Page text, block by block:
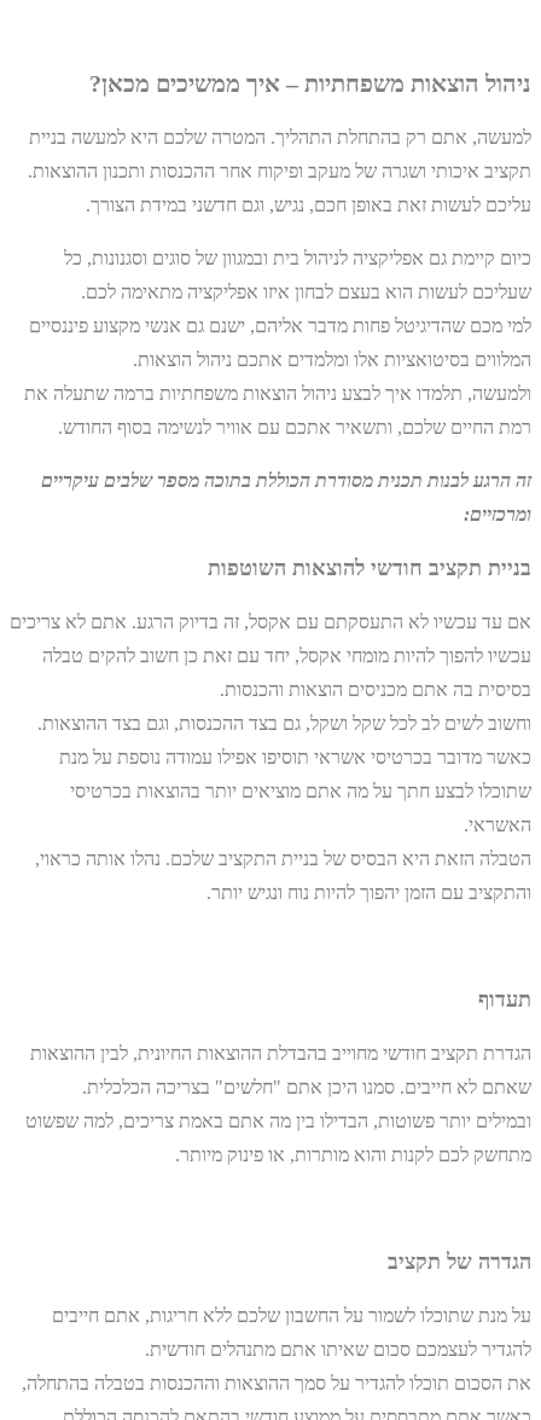
ניהול הוצאות משפחתיות – איך ממשיכים מכאן?
למעשה, אתם רק בהתחלת התהליך. המטרה שלכם היא למעשה בניית
תקציב איכותי ושגרה של מעקב ופיקוח אחר ההכנסות ותכנון ההוצאות.
עליכם לעשות זאת באופן חכם, נגיש, וגם חדשני במידת הצורך.
כיום קיימת גם אפליקציה לניהול בית ובמגוון של סוגים וסגנונות, כל
שעליכם לעשות הוא בעצם לבחון איזו אפליקציה מתאימה לכם.
למי מכם שהדיגיטל פחות מדבר אליהם, ישנם גם אנשי מקצוע פיננסיים
המלווים בסיטואציות אלו ומלמדים אתכם ניהול הוצאות.
ולמעשה, תלמדו איך לבצע ניהול הוצאות משפחתיות ברמה שתעלה את
רמת החיים שלכם, ותשאיר אתכם עם אוויר לנשימה בסוף החודש.
זה הרגע לבנות תכנית מסודרת הכוללת בתוכה מספר שלבים עיקריים
ומרכזיים:
בניית תקציב חודשי להוצאות השוטפות
אם עד עכשיו לא התעסקתם עם אקסל, זה בדיוק הרגע. אתם לא צריכים
עכשיו להפוך להיות מומחי אקסל, יחד עם זאת כן חשוב להקים טבלה
בסיסית בה אתם מכניסים הוצאות והכנסות.
וחשוב לשים לב לכל שקל ושקל, גם בצד ההכנסות, וגם בצד ההוצאות.
כאשר מדובר בכרטיסי אשראי תוסיפו אפילו עמודה נוספת על מנת
שתוכלו לבצע חתך על מה אתם מוציאים יותר בהוצאות בכרטיסי
האשראי.
הטבלה הזאת היא הבסיס של בניית התקציב שלכם. נהלו אותה כראוי,
והתקציב עם הזמן יהפוך להיות נוח ונגיש יותר.
תעדוף
הגדרת תקציב חודשי מחוייב בהבדלת ההוצאות החיונית, לבין ההוצאות
שאתם לא חייבים. סמנו היכן אתם "חלשים" בצריכה הכלכלית.
ובמילים יותר פשוטות, הבדילו בין מה אתם באמת צריכים, למה שפשוט
מתחשק לכם לקנות והוא מותרות, או פינוק מיותר.
הגדרה של תקציב
על מנת שתוכלו לשמור על החשבון שלכם ללא חריגות, אתם חייבים
להגדיר לעצמכם סכום שאיתו אתם מתנהלים חודשית.
את הסכום תוכלו להגדיר על סמך ההוצאות וההכנסות בטבלה בהתחלה,